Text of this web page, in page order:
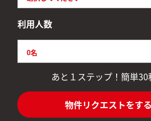
利用人数
あと１ステップ！簡単30
物件リクエストをする